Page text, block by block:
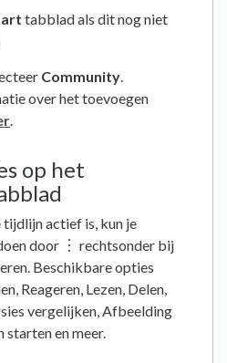
tabblad als dit nog niet
Community.
over het toevoegen
.
op het
actief is, kun je
door ︙ rechtsonder bij
Beschikbare opties
Reageren, Lezen, Delen,
vergelijken, Afbeelding
starten en meer.